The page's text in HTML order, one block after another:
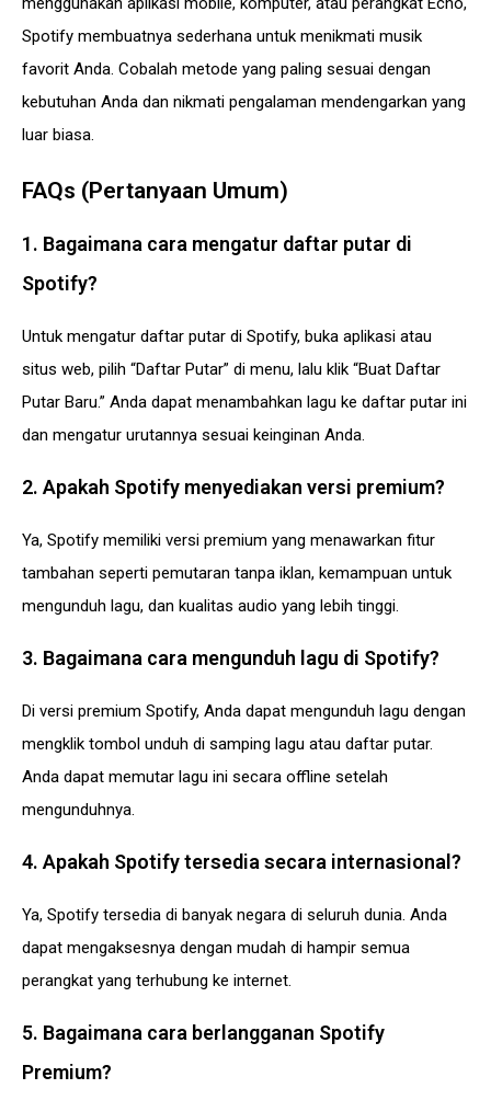
Spotify membuatnya sederhana untuk menikmati musik
favorit Anda. Cobalah metode yang paling sesuai dengan
kebutuhan Anda dan nikmati pengalaman mendengarkan yang
luar biasa.
FAQs (Pertanyaan Umum)
1. Bagaimana cara mengatur daftar putar di
Spotify?
Untuk mengatur daftar putar di Spotify, buka aplikasi atau
situs web, pilih “Daftar Putar” di menu, lalu klik “Buat Daftar
Putar Baru.” Anda dapat menambahkan lagu ke daftar putar ini
dan mengatur urutannya sesuai keinginan Anda.
2. Apakah Spotify menyediakan versi premium?
Ya, Spotify memiliki versi premium yang menawarkan fitur
tambahan seperti pemutaran tanpa iklan, kemampuan untuk
mengunduh lagu, dan kualitas audio yang lebih tinggi.
3. Bagaimana cara mengunduh lagu di Spotify?
Di versi premium Spotify, Anda dapat mengunduh lagu dengan
mengklik tombol unduh di samping lagu atau daftar putar.
Anda dapat memutar lagu ini secara offline setelah
mengunduhnya.
4. Apakah Spotify tersedia secara internasional?
Ya, Spotify tersedia di banyak negara di seluruh dunia. Anda
dapat mengaksesnya dengan mudah di hampir semua
perangkat yang terhubung ke internet.
5. Bagaimana cara berlangganan Spotify
Premium?